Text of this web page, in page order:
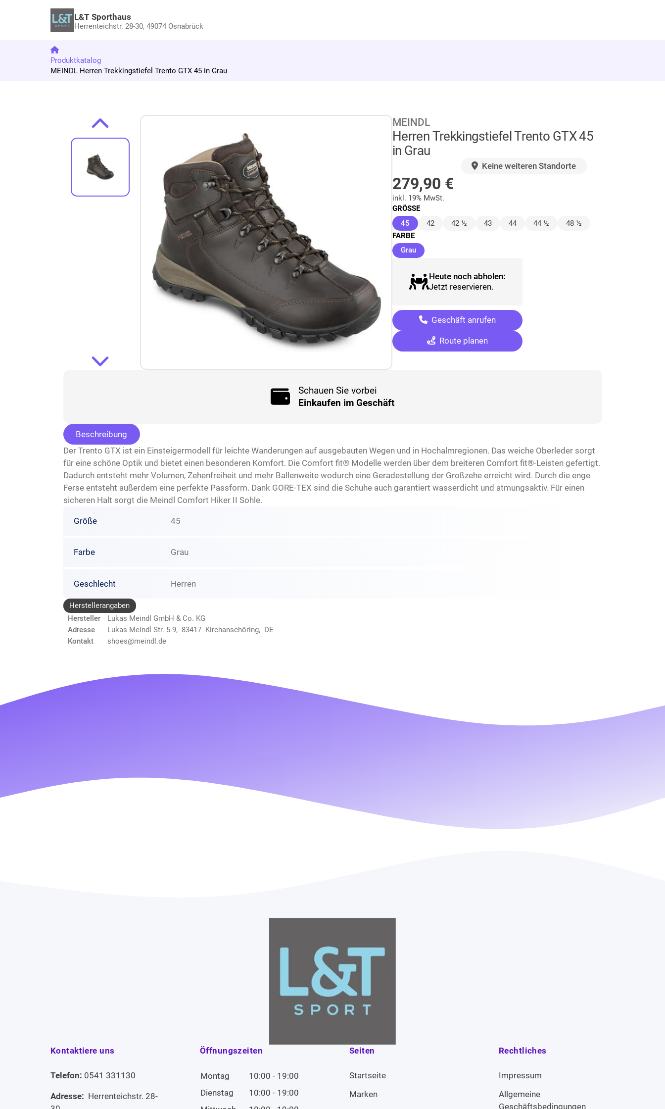
L&T Sporthaus
Herrenteichstr. 28-30,49074 Osnabrück
Produktkatalog
MEINDL Herren Trekkingstiefel Trento GTX 45 in Grau
Zur Produktbeschreibung springen MEINDL
Herren Trekkingstiefel Trento GTX 45
in Grau
Keine weiteren Standorte
279,90 €
inkl. 19% MwSt.
GRÖSSE
45 (ausgewählt)
42 42 ½ 43 44 44 ½
48 ½
FARBE
Grau(ausgewählt)
Heute noch abholen:
Jetzt reservieren.
Geschäft anrufen
Route planen
Schauen Sie vorbei
Einkaufen im Geschäft
Beschreibung
Der Trento GTX ist ein Einsteigermodell für leichte Wanderungen auf ausgebauten Wegen und in Hochalmregionen. Das weiche Oberleder sorgt
für eine schöne Optik und bietet einen besonderen Komfort. Die Comfort fit® Modelle werden über dem breiteren Comfort fit®-Leisten gefertigt.
Dadurch entsteht mehr Volumen, Zehenfreiheit und mehr Ballenweite wodurch eine Geradestellung der Großzehe erreicht wird. Durch die enge
Ferse entsteht außerdem eine perfekte Passform. Dank GORE-TEX sind die Schuhe auch garantiert wasserdicht und atmungsaktiv. Für einen
sicheren Halt sorgt die Meindl Comfort Hiker II Sohle.
Größe 45
Farbe Grau
Geschlecht Herren
Herstellerangaben
Hersteller
Lukas Meindl GmbH & Co. KG
Adresse
Lukas Meindl Str. 5-9, 83417 Kirchanschöring, DE
Kontakt
shoes@meindl.de
Kontaktiere uns
Telefon: 0541 331130
Adresse: Herrenteichstr. 28-
Öffnungszeiten
Montag
10:00 - 19:00
Dienstag
10:00 - 19:00
Seiten
Startseite
Marken
Rechtliches
Impressum
Allgemeine
Geschäftsbedingungen